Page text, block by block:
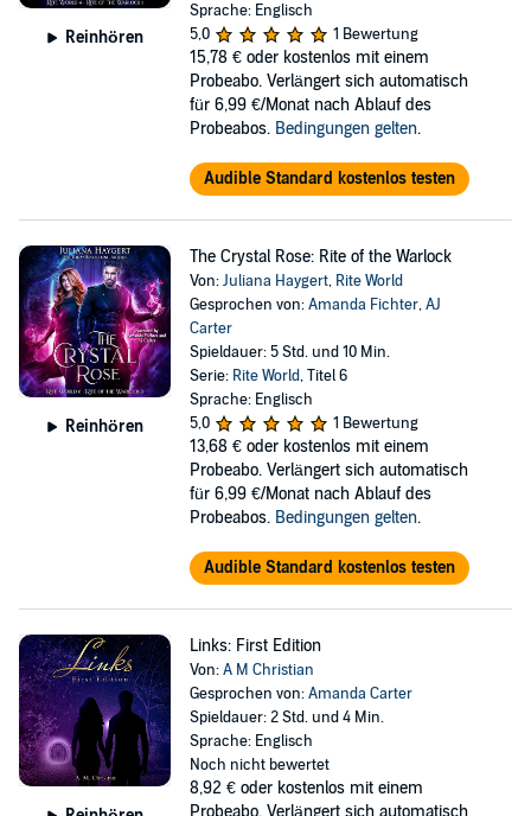
Reinhören
Sprache: Englisch
5,0
1 Bewertung
15,78 € oder kostenlos mit einem
Probeabo. Verlängert sich automatisch
für 6,99 €/Monat nach Ablauf des
Probeabos. Bedingungen gelten.
Audible Standard kostenlos testen
Reinhören
The Crystal Rose: Rite of the Warlock
Von:Juliana Haygert, Rite World
Gesprochen von:Amanda Fichter,AJ
Carter
Spieldauer: 5 Std. und 10 Min.
Serie: Rite World, Titel 6
Sprache: Englisch
5,0
1 Bewertung
13,68 € oder kostenlos mit einem
Probeabo. Verlängert sich automatisch
für 6,99 €/Monat nach Ablauf des
Probeabos. Bedingungen gelten.
Audible Standard kostenlos testen
Links: First Edition
Von:A M Christian
Gesprochen von:Amanda Carter
Spieldauer: 2 Std. und 4 Min.
Sprache: Englisch
Noch nicht bewertet
8,92 € oder kostenlos mit einem
Probeabo. Verlängert sich automatisch